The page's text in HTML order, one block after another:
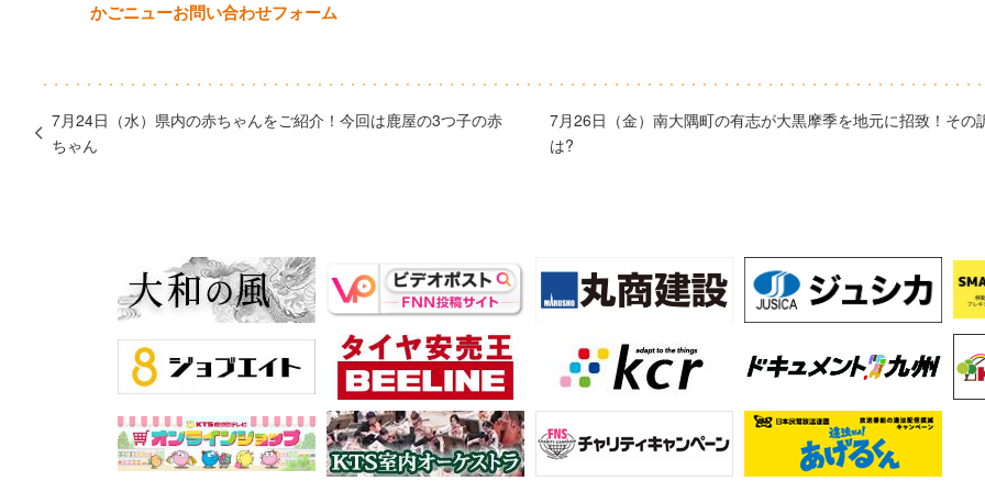
かごニューお問い合わせフォーム
7月24日（水）県内の赤ちゃんをご紹介！今回は鹿屋の3つ子の赤
ちゃん
7月26日（金）南大隅町の有志が大黒摩季を地元に招致！その
は?